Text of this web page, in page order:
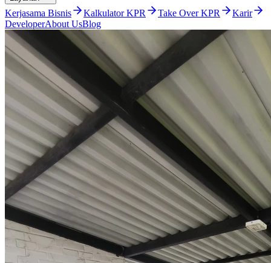
Kerjasama Bisnis Kalkulator KPR Take Over KPR
Karir
DeveloperAbout UsBlog